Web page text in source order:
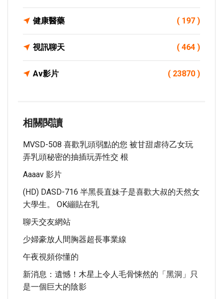
健康醫藥 ( 197 )
視訊聊天 ( 464 )
Av影片 ( 23870 )
相關閱讀
MVSD-508 喜歡乳頭弱點的您 被甘甜虐待乙女玩
弄乳頭秘密的抽插玩弄性交 根
Aaaav 影片
(HD) DASD-716 半黑長直妹子是喜歡大叔的天然女
大學生。 OK繃貼在乳
聊天交友網站
少婦豪放人間胸器超長事業線
午夜視頻你懂的
新消息：遺憾！木星上令人毛骨悚然的「黑洞」只
是一個巨大的陰影